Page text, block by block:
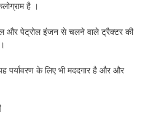
है ।
और पेट्रोल इंजन से चलने वाले ट्रैक्टर की
पर्यावरण के लिए भी मददगार है और और